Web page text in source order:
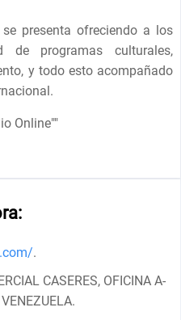
presenta ofreciendo a los
de programas culturales,
y todo esto acompañado
Online""
.
CASERES, OFICINA A-
.